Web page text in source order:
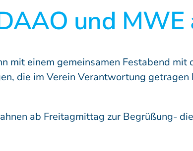
und
mit einem gemeinsamen Festabend
die im Verein Verantwortung
ab Freitagmittag zur Begrüßung-